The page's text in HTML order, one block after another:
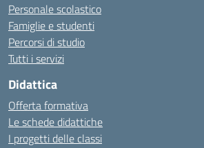
Personale scolastico
Famiglie e studenti
Percorsi di studio
Tutti i servizi
Didattica
Offerta formativa
Le schede didattiche
I progetti delle classi